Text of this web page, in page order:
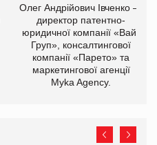
Олег Андрійович Івченко —
директор патентно-
юридичної компанії «Вайз
Груп», консалтингової
компанії «Парето» та
маркетингової агенції
Myka Agency.